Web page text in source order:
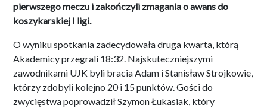
pierwszego meczu i zakończyli zmagania o awans do
koszykarskiej I ligi.
O wyniku spotkania zadecydowała druga kwarta, którą
Akademicy przegrali 18:32. Najskuteczniejszymi
zawodnikami UJK byli bracia Adam i Stanisław Strojkowie,
którzy zdobyli kolejno 20 i 15 punktów. Gości do
zwycięstwa poprowadził Szymon Łukasiak, który